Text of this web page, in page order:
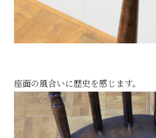
座面の風合いに歴史を感じます。